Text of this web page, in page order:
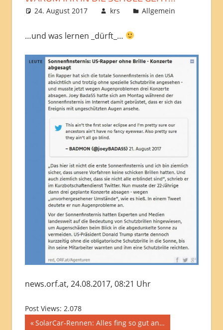
24. August 2017 krs Allgemein
…und was lernen _dürft_…
news.orf.at, 24.08.2017, 08:21 Uhr
Post Views: 2.078
Beitragsnavigation
Vorheriger
SolarCar-Rennen: Alles fing so gut an…